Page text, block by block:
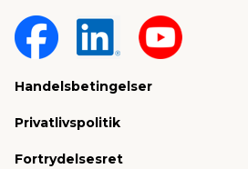
Fragt & levering
Om jem & fix
Sponsorater & projekter
Handelsbetingelser
Privatlivspolitik
Fortrydelsesret